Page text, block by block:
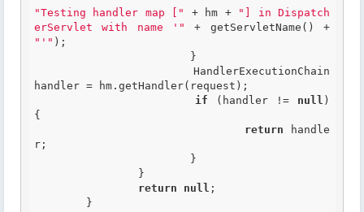
"Testing handler map [" + hm +
"] in Dispatch
erServlet with name '"
"'" );
handler = hm.getHandler(request);
if (handler != null )
{
return handle
r;
return
null ;
	}